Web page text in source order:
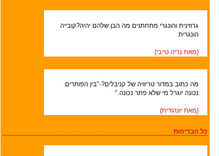
גרוזינית והונגרי מתחתנים מה הבן שלהם יהיה?קובייה
הונגרית
(מאת נריה טייבי)
מה כתוב במדור טריוויה של קניבלים?-"בין הפותרים
נכונה יוגרל מי שלא פתר נכונה."
(מאת יונהודית)
כל הבדיחות